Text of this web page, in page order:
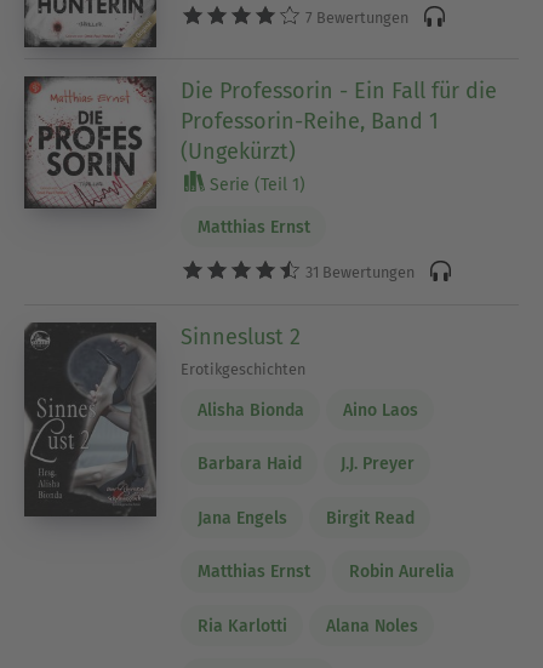
7 Bewertungen
Die Professorin - Ein Fall für die
Professorin-Reihe, Band 1
(Ungekürzt)
Serie (Teil 1)
Matthias Ernst
31 Bewertungen
Sinneslust 2
Erotikgeschichten
Alisha Bionda Aino Laos
Barbara Haid J.J. Preyer
Jana Engels Birgit Read
Matthias Ernst Robin Aurelia
Ria Karlotti Alana Noles